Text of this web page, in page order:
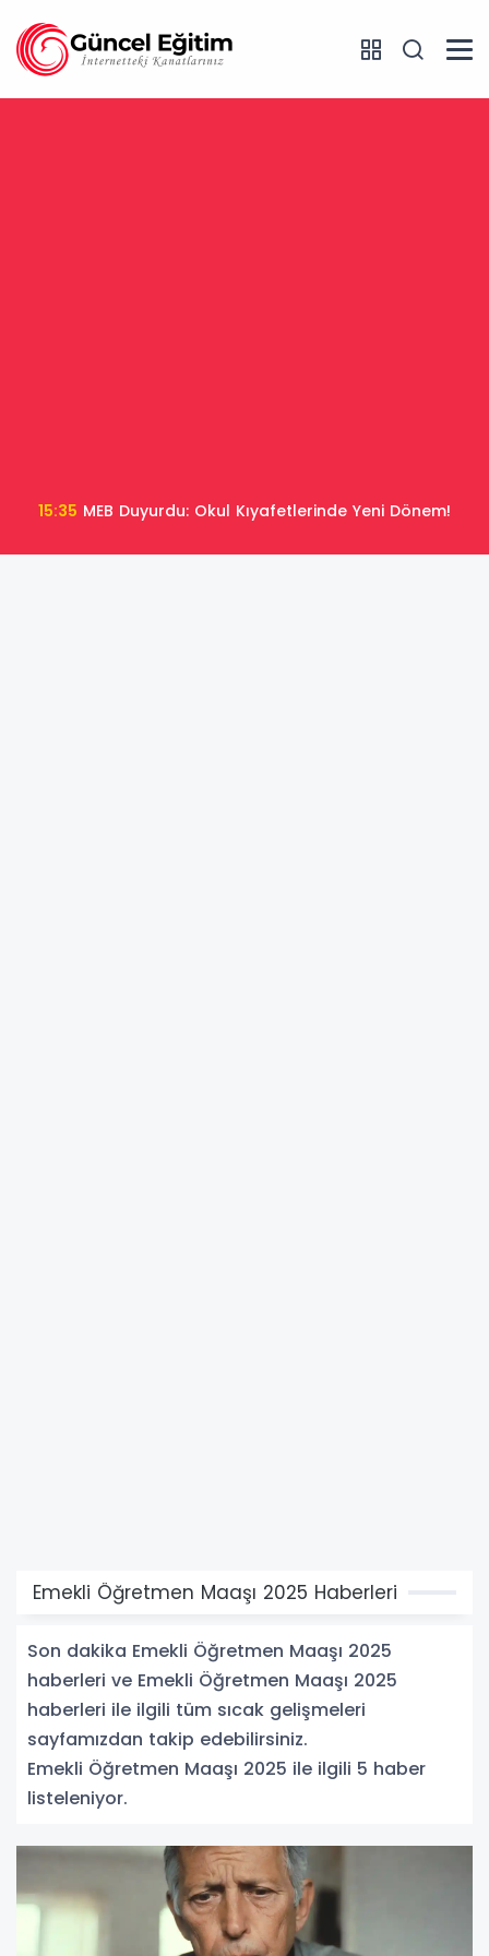
15:35 MEB Duyurdu: Okul Kıyafetlerinde Yeni Dönem!
Emekli Öğretmen Maaşı 2025 Haberleri
Son dakika Emekli Öğretmen Maaşı 2025
haberleri ve Emekli Öğretmen Maaşı 2025
haberleri ile ilgili tüm sıcak gelişmeleri
sayfamızdan takip edebilirsiniz.
Emekli Öğretmen Maaşı 2025 ile ilgili 5 haber
listeleniyor.